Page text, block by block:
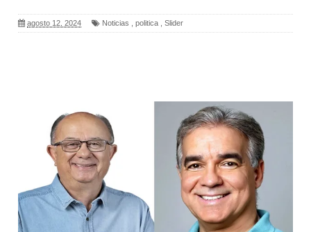
agosto 12, 2024 Noticias politica Slider